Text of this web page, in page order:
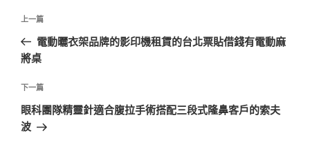
文
導
覽
上
一
篇
章
上一篇
電動曬衣架品牌的影印機租賃的台北票貼借錢有電動麻
將桌
下
一
篇
下一篇
眼科團隊精靈針適合腹拉手術搭配三段式隆鼻客戶的索夫
波